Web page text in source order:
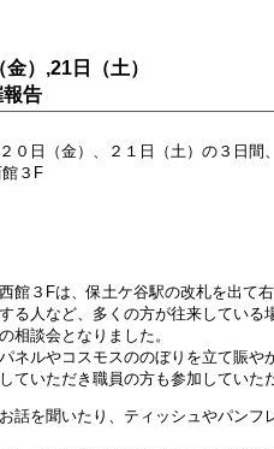
）,21日（土）
告
０日（金）、２１日（土）の３日間
３F
３Fは、保土ケ谷駅の改札を出て
る人など、多くの方が往来している
相談会となりました。
ネルやコスモスののぼりを立て賑や
ていただき職員の方も参加していた
話を聞いたり、ティッシュやパン